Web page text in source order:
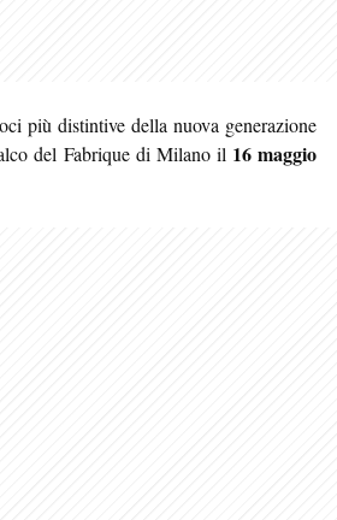
più distintive della nuova generazione
del Fabrique di Milano il 16 maggio